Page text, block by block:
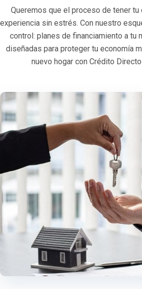
Queremos que el proceso de tener tu
experiencia sin estrés. Con nuestro
control: planes de financiamiento a tu
diseñadas para proteger tu economía
nuevo hogar con Crédito